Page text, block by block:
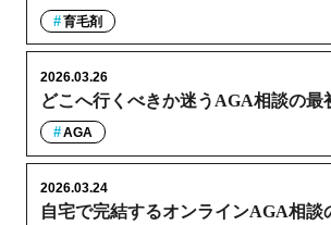
育毛剤
どこへ行くべきか迷うAGA相談の最
2026.03.26
AGA
自宅で完結するオンラインAGA相談
2026.03.24